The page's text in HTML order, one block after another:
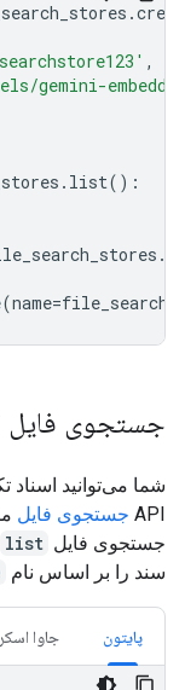
.
,
gemini-
. list():
.
(name=
جستجوی فایل
شما می‌توانید اسناد
API جستجوی فایل
جستجوی فایل list
سند را بر اساس نام
پایتون جاوا